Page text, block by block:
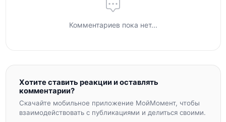
Комментариев пока нет...
Хотите ставить реакции и оставлять
комментарии?
Скачайте мобильное приложение МойМомент, чтобы
взаимодействовать с публикациями и делиться своими.